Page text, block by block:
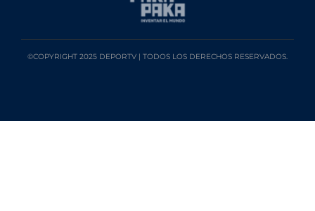
©COPYRIGHT 2025 DEPORTV | TODOS LOS DERECHOS RESERVADOS.